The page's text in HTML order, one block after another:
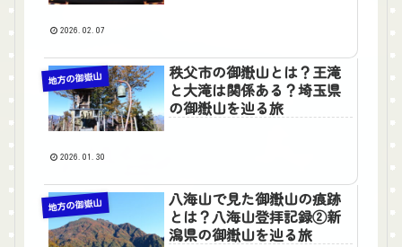
2026.02.07
地方の御嶽山
秩父市の御嶽山とは？王滝
と大滝は関係ある？埼玉県
の御嶽山を辿る旅
2026.01.30
地方の御嶽山
八海山で見た御嶽山の痕跡
とは？八海山登拝記録②新
潟県の御嶽山を辿る旅